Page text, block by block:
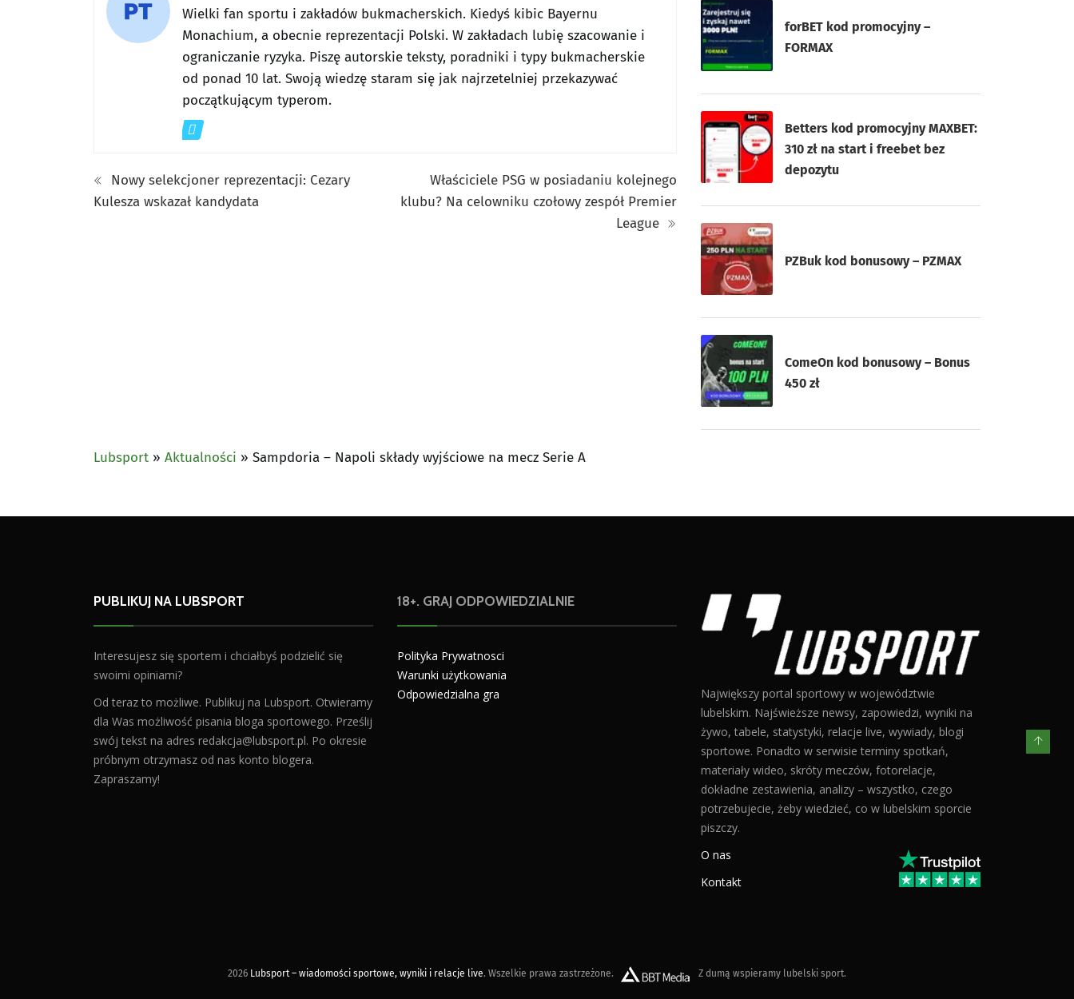
Wielki fan sportu i zakładów bukmacherskich. Kiedyś kibic Bayernu
Monachium, a obecnie reprezentacji Polski. W zakładach lubię szacowanie i
ograniczanie ryzyka. Piszę autorskie teksty, poradniki i typy bukmacherskie
od ponad 10 lat. Swoją wiedzę staram się jak najrzetelniej przekazywać
początkującym typerom.
Nowy selekcjoner reprezentacji: Cezary
Kulesza wskazał kandydata
Właściciele PSG w posiadaniu kolejnego
klubu? Na celowniku czołowy zespół Premier
League
forBET kod promocyjny –
FORMAX
Betters kod promocyjny MAXBET:
310 zł na start i freebet bez
depozytu
PZBuk kod bonusowy – PZMAX
ComeOn kod bonusowy – Bonus
450 zł
Lubsport » Aktualności » Sampdoria – Napoli składy wyjściowe na mecz Serie A
PUBLIKUJ NA LUBSPORT
Interesujesz się sportem i chciałbyś podzielić się
swoimi opiniami?
Od teraz to możliwe. Publikuj na Lubsport. Otwieramy
dla Was możliwość pisania bloga sportowego. Prześlij
swój tekst na adres redakcja@lubsport.pl. Po okresie
próbnym otrzymasz od nas konto blogera.
Zapraszamy!
18+. GRAJ ODPOWIEDZIALNIE
Polityka Prywatnosci
Warunki użytkowania
Odpowiedzialna gra
Największy portal sportowy w województwie
lubelskim. Najświeższe newsy, zapowiedzi, wyniki na
żywo, tabele, statystyki, relacje live, wywiady, blogi
sportowe. Ponadto w serwisie terminy spotkań,
materiały wideo, skróty meczów, fotorelacje,
dokładne zestawienia, analizy – wszystko, czego
potrzebujecie, żeby wiedzieć, co w lubelskim sporcie
piszczy.
O nas
Kontakt
2026 Lubsport – wiadomości sportowe, wyniki i relacje live. Wszelkie prawa zastrzeżone. Z dumą wspieramy lubelski sport.